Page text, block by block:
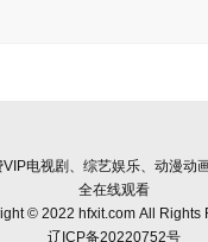
电视剧、综艺娱乐、动漫动
全在线观看
© 2022 hfxit.com All Rights
辽ICP备20220752号